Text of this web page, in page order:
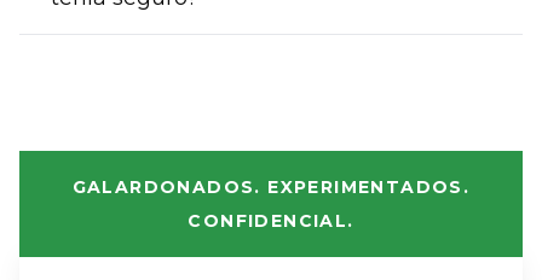
GALARDONADOS. EXPERIMENTADOS.
CONFIDENCIAL.